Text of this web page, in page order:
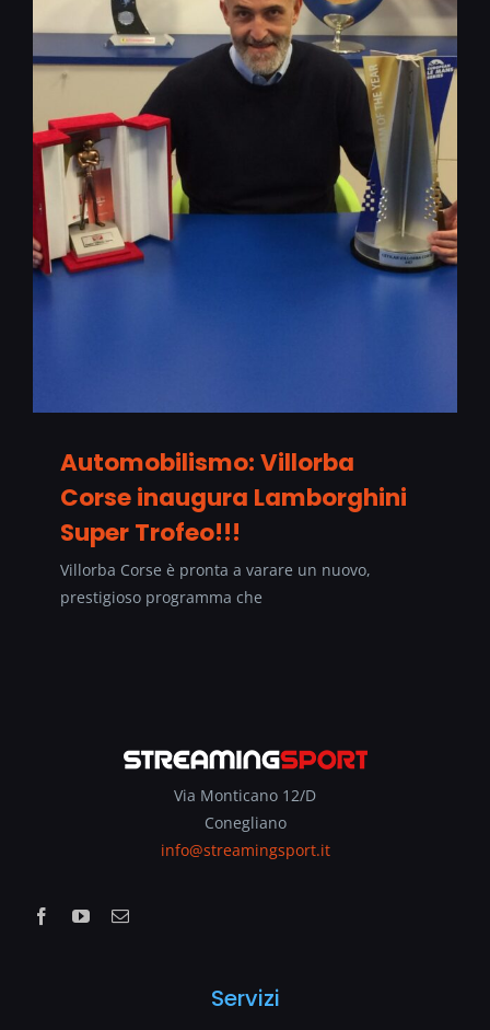
Automobilismo: Villorba
Corse inaugura Lamborghini
Super Trofeo!!!
Villorba Corse è pronta a varare un nuovo,
prestigioso programma che
Via Monticano 12/D
Conegliano
info@streamingsport.it
Servizi